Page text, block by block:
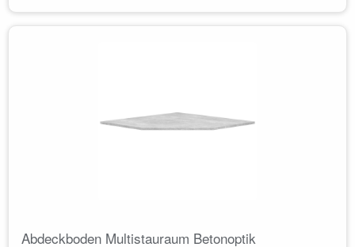
Abdeckboden Multistauraum Betonoptik